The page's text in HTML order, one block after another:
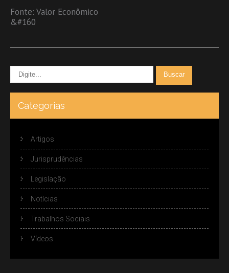
Fonte: Valor Econômico
&#160
Categorias
Artigos
Jurisprudências
Legislação
Notícias
Trabalhos Sociais
Vídeos